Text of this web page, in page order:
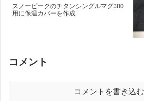
スノーピークのチタンシングルマグ300
用に保温カバーを作成
コメント
コメントを書き込む